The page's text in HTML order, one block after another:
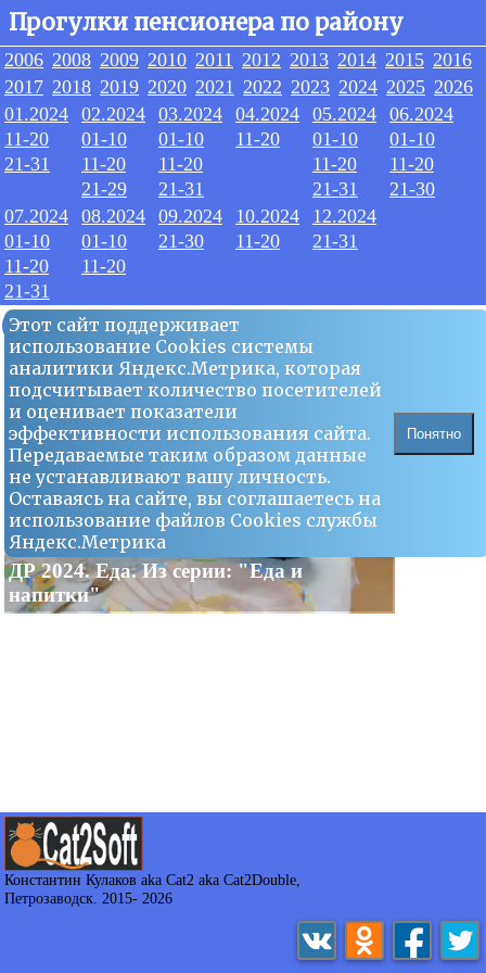
Прогулки пенсионера по району
2006 2008 2009 2010 2011 2012 2013 2014 2015 2016
2017 2018 2019 2020 2021 2022 2023 2024 2025 2026
01.2024
11-20
21-31
02.2024
01-10
11-20
21-29
03.2024
01-10
11-20
21-31
04.2024
11-20
05.2024
01-10
11-20
21-31
06.2024
01-10
11-20
21-30
07.2024
01-10
11-20
21-31
08.2024
01-10
11-20
09.2024
21-30
10.2024
11-20
12.2024
21-31
Этот сайт поддерживает
использование Сookies системы
аналитики Яндекс.Метрика, которая
подсчитывает количество посетителей
и оценивает показатели
эффективности использования сайта.
Передаваемые таким образом данные
не устанавливают вашу личность.
Оставаясь на сайте, вы соглашаетесь на
использование файлов Сookies службы
Яндекс.Метрика
Понятно
08.2024
20
ДР 2024. Еда. Из серии: "Еда и
напитки"
Константин Кулаков aka Cat2 aka Cat2Double
Петрозаводск. 2015- 2026